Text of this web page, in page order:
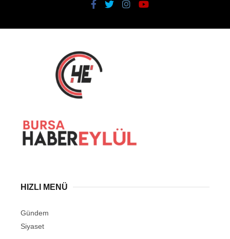
HIZLI MENÜ
Gündem
Siyaset